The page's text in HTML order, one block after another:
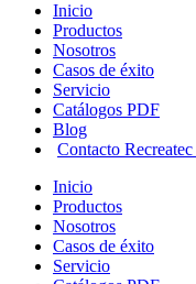
Inicio
Productos
Nosotros
Casos de éxito
Servicio
Catálogos PDF
Blog
Contacto
Inicio
Productos
Nosotros
Casos de éxito
Servicio